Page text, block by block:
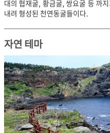
대의 협재굴, 황금굴, 쌍요굴 등 까
내려 형성된 천연동굴들이다.
자연 테마